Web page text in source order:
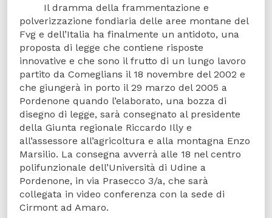
Il dramma della frammentazione e
polverizzazione fondiaria delle aree montane del
Fvg e dell’Italia ha finalmente un antidoto, una
proposta di legge che contiene risposte
innovative e che sono il frutto di un lungo lavoro
partito da Comeglians il 18 novembre del 2002 e
che giungerà in porto il 29 marzo del 2005 a
Pordenone quando l’elaborato, una bozza di
disegno di legge, sarà consegnato al presidente
della Giunta regionale Riccardo Illy e
all’assessore all’agricoltura e alla montagna Enzo
Marsilio. La consegna avverrà alle 18 nel centro
polifunzionale dell’Università di Udine a
Pordenone, in via Prasecco 3/a, che sarà
collegata in video conferenza con la sede di
Cirmont ad Amaro.